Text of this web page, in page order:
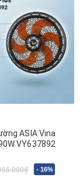
ASIA Vina
VY637892
- 16%